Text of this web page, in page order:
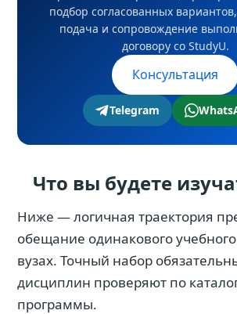
подбор согласованных
подача и сопровождение
договору со StudyU.
Консультация
Telegram
Что вы будете
Ниже — логичная траектория
обещание одинакового
вузах. Точный набор
дисциплин проверяют по
программы.